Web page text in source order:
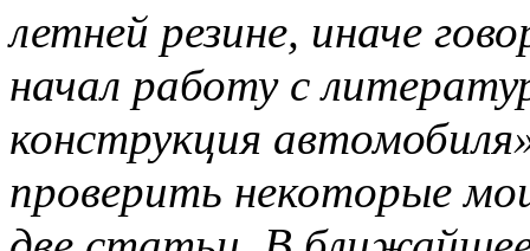
летней резине, иначе
начал работу с
конструкция
проверить некоторые